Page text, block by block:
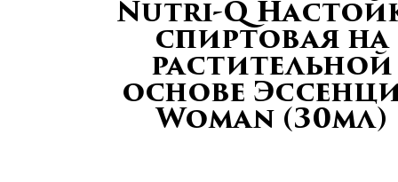
Nutri-Q
спиртовая на
растительной
основе
Woman (30мл)